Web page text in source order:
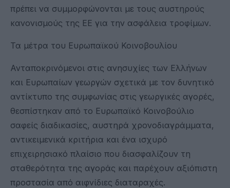
πρέπει να συμμορφώνονται με τους αυστηρούς
κανονισμούς της ΕΕ για την ασφάλεια τροφίμων.
Τα μέτρα του Ευρωπαϊκού Κοινοβουλίου
Ανταποκρινόμενοι στις ανησυχίες των Ελλήνων
και Ευρωπαίων γεωργών σχετικά με τον δυνητικό
αντίκτυπο της συμφωνίας στις γεωργικές αγορές,
θεσπίστηκαν από το Ευρωπαϊκό Κοινοβούλιο
σαφείς διαδικασίες, αυστηρά χρονοδιαγράμματα,
αντικειμενικά κριτήρια και ένα ισχυρό
επιχειρησιακό πλαίσιο που διασφαλίζουν τη
σταθερότητα της αγοράς και παρέχουν αξιόπιστη
προστασία από αιφνίδιες διαταραχές.